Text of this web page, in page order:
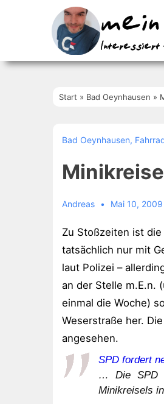
Start » Bad Oeynhausen »
Bad Oeynhausen,
Andreas Mai 10, 2009
Zu Stoßzeiten ist
tatsächlich nur mit
laut Polizei –
an der Stelle m.E.n.
einmal die Woche)
Weserstraße her.
angesehen.
SPD fordert
… Die SPD
Minikreisels